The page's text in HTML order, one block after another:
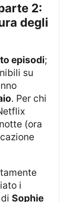
degli
episodi;
su
. Per chi
(ora
i
Sophie